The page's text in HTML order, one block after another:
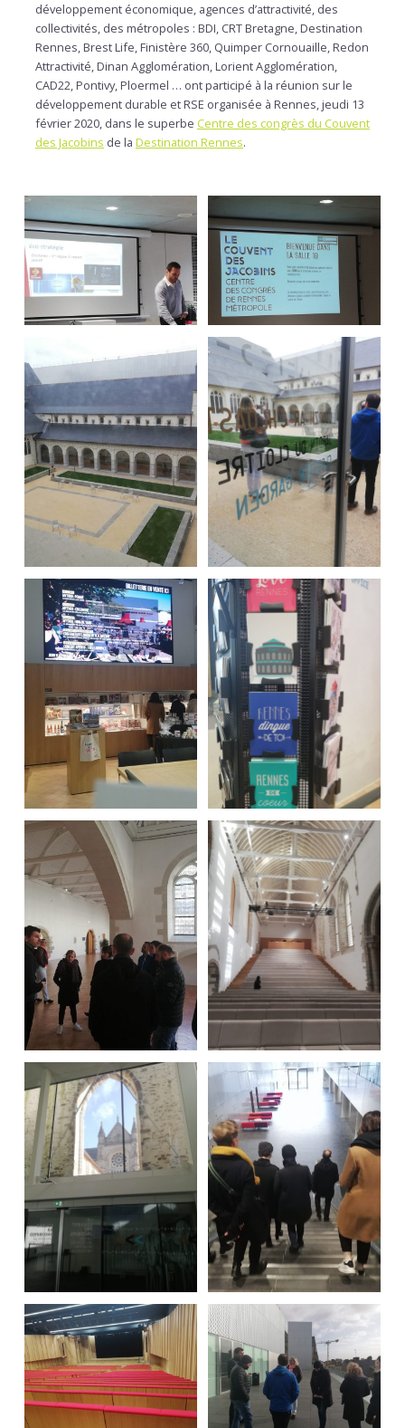
développement économique, agences d’attractivité, des
collectivités, des métropoles : BDI, CRT Bretagne, Destination
Rennes, Brest Life, Finistère 360, Quimper Cornouaille, Redon
Attractivité, Dinan Agglomération, Lorient Agglomération,
CAD22, Pontivy, Ploermel … ont participé à la réunion sur le
développement durable et RSE organisée à Rennes, jeudi 13
février 2020, dans le superbe Centre des congrès du Couvent
des Jacobins de la Destination Rennes.